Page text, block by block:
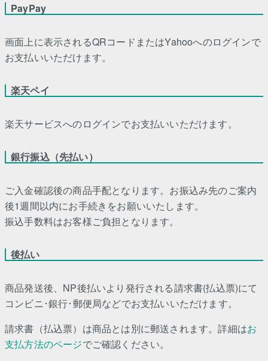
PayPay
画面上に表示されるQRコードまたはYahooへのログインで
お支払いいただけます。
楽天ペイ
楽天サービスへのログインでお支払いいただけます。
銀行振込（先払い）
ご入金確認後の商品手配となります。お振込み先のご案内
後1週間以内にお手続きをお願いいたします。
振込手数料はお客様ご負担となります。
後払い
商品発送後、NP後払いより発行される請求書(払込票)にて
コンビニ･銀行･郵便局などでお支払いいただけます。
請求書（払込票）は商品とは別に郵送されます。詳細はお
支払方法のページでご確認ください。